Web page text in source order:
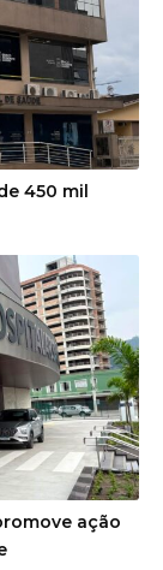
450 mil
ação